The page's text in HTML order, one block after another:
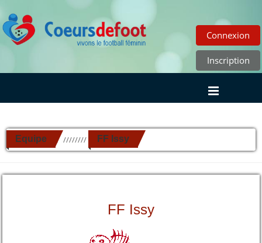
Connexion
Inscription
Equipe ////////// FF Issy
FF Issy